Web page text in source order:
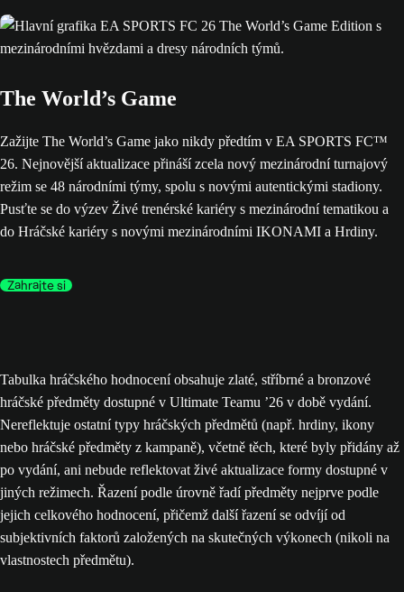
The World’s Game
Zažijte The World’s Game jako nikdy předtím v EA SPORTS FC™
26. Nejnovější aktualizace přináší zcela nový mezinárodní turnajový
režim se 48 národními týmy, spolu s novými autentickými stadiony.
Pusťte se do výzev Živé trenérské kariéry s mezinárodní tematikou a
do Hráčské kariéry s novými mezinárodními IKONAMI a Hrdiny.
Zahrajte si
Tabulka hráčského hodnocení obsahuje zlaté, stříbrné a bronzové
hráčské předměty dostupné v Ultimate Teamu ’26 v době vydání.
Nereflektuje ostatní typy hráčských předmětů (např. hrdiny, ikony
nebo hráčské předměty z kampaně), včetně těch, které byly přidány až
po vydání, ani nebude reflektovat živé aktualizace formy dostupné v
jiných režimech. Řazení podle úrovně řadí předměty nejprve podle
jejich celkového hodnocení, přičemž další řazení se odvíjí od
subjektivních faktorů založených na skutečných výkonech (nikoli na
vlastnostech předmětu).